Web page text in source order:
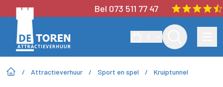
Bel 073 511 77 47
/ Attractieverhuur / Sport en spel / Kruiptunnel